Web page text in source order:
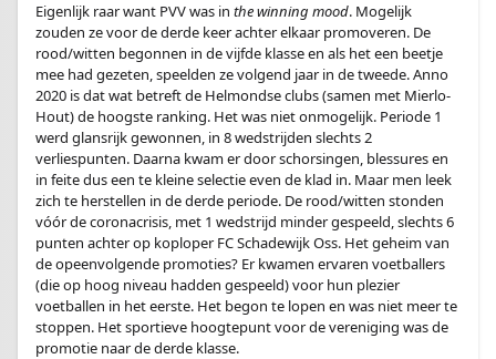
Eigenlijk raar want PVV was in the winning mood. Mogelijk
zouden ze voor de derde keer achter elkaar promoveren. De
rood/witten begonnen in de vijfde klasse en als het een beetje
mee had gezeten, speelden ze volgend jaar in de tweede. Anno
2020 is dat wat betreft de Helmondse clubs (samen met Mierlo-
Hout) de hoogste ranking. Het was niet onmogelijk. Periode 1
werd glansrijk gewonnen, in 8 wedstrijden slechts 2
verliespunten. Daarna kwam er door schorsingen, blessures en
in feite dus een te kleine selectie even de klad in. Maar men leek
zich te herstellen in de derde periode. De rood/witten stonden
vóór de coronacrisis, met 1 wedstrijd minder gespeeld, slechts 6
punten achter op koploper FC Schadewijk Oss. Het geheim van
de opeenvolgende promoties? Er kwamen ervaren voetballers
(die op hoog niveau hadden gespeeld) voor hun plezier
voetballen in het eerste. Het begon te lopen en was niet meer te
stoppen. Het sportieve hoogtepunt voor de vereniging was de
promotie naar de derde klasse.